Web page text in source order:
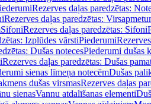
Rezerves daļas paredzētas:
Rezerves daļas paredzētas:
SifoniRezerves daļas paredzētas: Sifoni
Izplūdes vārstiPiederumi
Dušas notecesPiederumi dušas
Rezerves daļas paredzētas: Dušas
sienas līmeņa notecēmDušas
dušas virsmasRezerves daļas
sienasVannu atdalīšanas elementi